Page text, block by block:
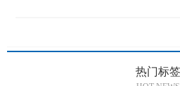
热门标签